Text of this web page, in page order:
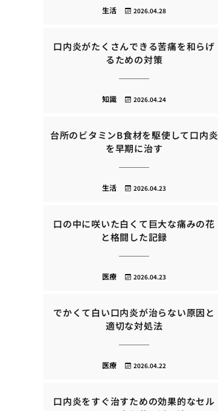
2026.04.28
生活
口内炎がたくさんできる苦痛を和らげ
るための対策
2026.04.24
知識
台所のビタミンB食材を駆使して口内炎
を早期に治す
2026.04.23
生活
口の中に咲いた白くて巨大な痛みの花
と格闘した記録
2026.04.23
医療
でかくて白い口内炎が治らない原因と
適切な対処法
2026.04.22
医療
口内炎をすぐ治すための効果的なセル